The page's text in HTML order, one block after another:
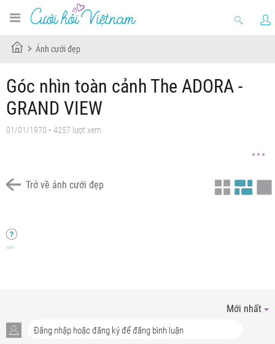
Ảnh cưới đẹp
Góc nhìn toàn cảnh The ADORA -
GRAND VIEW
01/01/1970 • 4257 lượt xem
Trở về ảnh cưới đẹp
Góc nhìn toàn cảnh Nhà Hàng The ADORA - GRAND VIEW
Góc nhìn toàn cảnh Nhà Hàng The ADORA - GRAND VIEW
Góc nhìn toàn cảnh Nhà Hàng The ADORA - GRAND VIEW
Mới nhất